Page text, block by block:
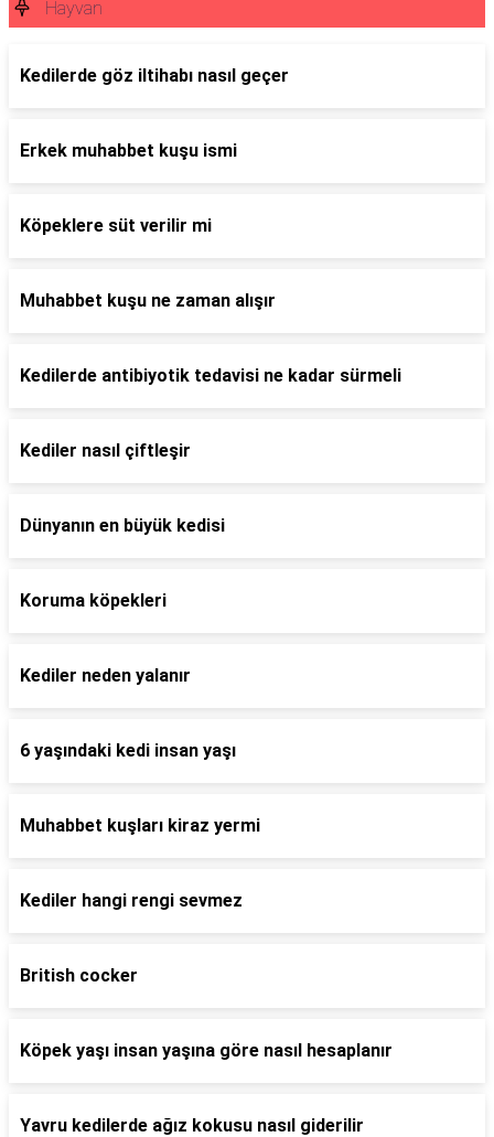
Hayvan
Kedilerde göz iltihabı nasıl geçer
Erkek muhabbet kuşu ismi
Köpeklere süt verilir mi
Muhabbet kuşu ne zaman alışır
Kedilerde antibiyotik tedavisi ne kadar sürmeli
Kediler nasıl çiftleşir
Dünyanın en büyük kedisi
Koruma köpekleri
Kediler neden yalanır
6 yaşındaki kedi insan yaşı
Muhabbet kuşları kiraz yermi
Kediler hangi rengi sevmez
British cocker
Köpek yaşı insan yaşına göre nasıl hesaplanır
Yavru kedilerde ağız kokusu nasıl giderilir